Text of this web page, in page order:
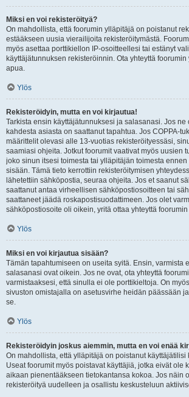
Miksi en voi rekisteröityä?
On mahdollista, että foorumin ylläpitäjä on poistanut
estääkseen uusia vierailijoita rekisteröitymästä.
myös asettaa porttikiellon IP-osoitteellesi tai estänyt
käyttäjätunnuksen rekisteröinnin. Ota yhteyttä
apua.
Ylös
Rekisteröidyin, mutta en voi kirjautua!
Tarkista ensin käyttäjätunnuksesi ja salasanasi. Jos ne
kahdesta asiasta on saattanut tapahtua. Jos COPPA-
määrittelit olevasi alle 13-vuotias rekisteröityessäsi,
saamiasi ohjeita. Jotkut foorumit vaativat myös uusien
joko sinun itsesi toimesta tai ylläpitäjän toimesta
sisään. Tämä tieto kerrottiin rekisteröitymisen
lähetettiin sähköpostia, seuraa ohjeita. Jos et saanut
saattanut antaa virheellisen sähköpostiosoitteen tai
saattaneet jäädä roskapostisuodattimeen. Jos olet
sähköpostiosoite oli oikein, yritä ottaa yhteyttä
Ylös
Miksi en voi kirjautua sisään?
Tämän tapahtumiseen on useita syitä. Ensin, varmista
salasanasi ovat oikein. Jos ne ovat, ota yhteyttä
varmistaaksesi, että sinulla ei ole porttikieltoja. On
sivuston omistajalla on asetusvirhe heidän päässään
se.
Ylös
Rekisteröidyin joskus aiemmin, mutta en voi enää
On mahdollista, että ylläpitäjä on poistanut käyttäjätilisi
Useat foorumit myös poistavat käyttäjiä, jotka eivät ole
aikaan pienentääkseen tietokantansa kokoa. Jos näin
rekisteröityä uudelleen ja osallistu keskusteluun